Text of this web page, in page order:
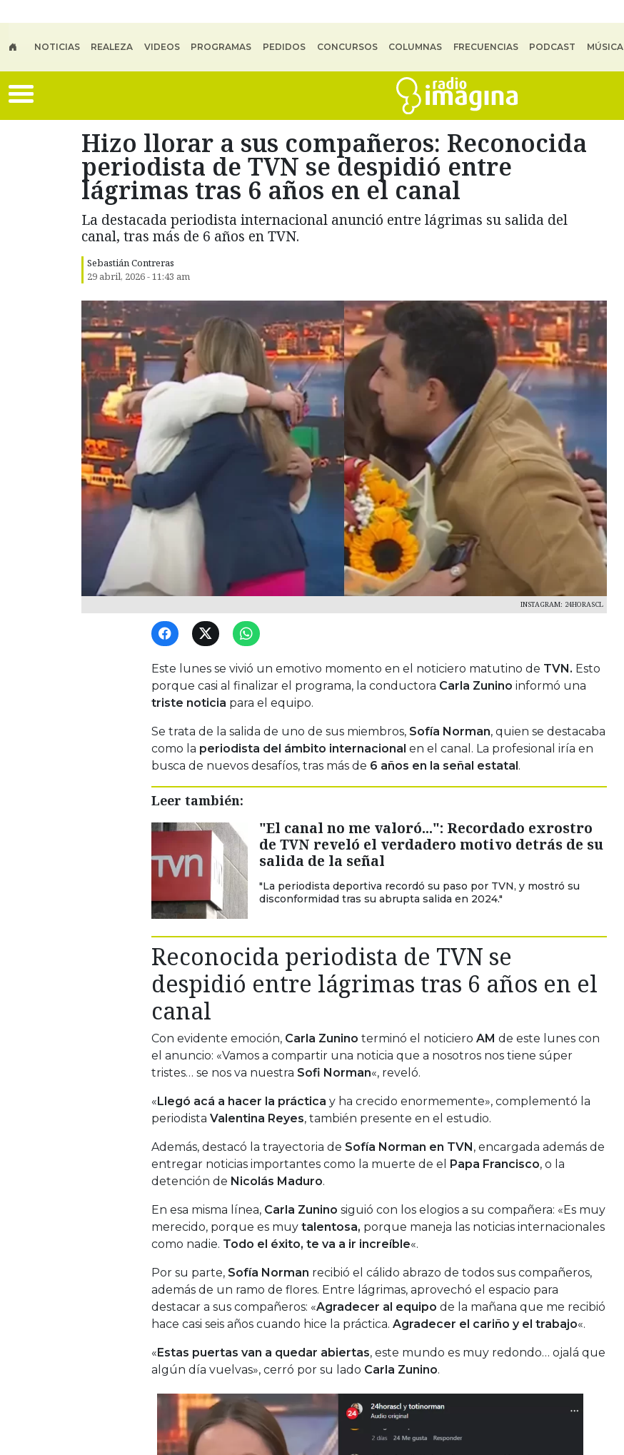
NOTICIAS REALEZA VIDEOS PROGRAMAS PEDIDOS CONCURSOS COLUMNAS FRECUENCIAS PODCAST MÚSICA
Hizo llorar a sus compañeros: Reconocida
periodista de TVN se despidió entre
lágrimas tras 6 años en el canal
La destacada periodista internacional anunció entre lágrimas su salida del
canal, tras más de 6 años en TVN.
Sebastián Contreras
29 abril, 2026 - 11:43 am
INSTAGRAM: 24HORASCL
Este lunes se vivió un emotivo momento en el noticiero matutino de TVN. Esto
porque casi al finalizar el programa, la conductora Carla Zunino informó una
triste noticia para el equipo.
Se trata de la salida de uno de sus miembros, Sofía Norman, quien se destacaba
como la periodista del ámbito internacional en el canal. La profesional iría en
busca de nuevos desafíos, tras más de 6 años en la señal estatal.
Leer también:
"El canal no me valoró...": Recordado exrostro
de TVN reveló el verdadero motivo detrás de su
salida de la señal
"La periodista deportiva recordó su paso por TVN, y mostró su
disconformidad tras su abrupta salida en 2024."
Reconocida periodista de TVN se
despidió entre lágrimas tras 6 años en el
canal
Con evidente emoción, Carla Zunino terminó el noticiero AM de este lunes con
el anuncio: «Vamos a compartir una noticia que a nosotros nos tiene súper
tristes… se nos va nuestra Sofi Norman«, reveló.
«Llegó acá a hacer la práctica y ha crecido enormemente», complementó la
periodista Valentina Reyes, también presente en el estudio.
Además, destacó la trayectoria de Sofía Norman en TVN, encargada además de
entregar noticias importantes como la muerte de el Papa Francisco, o la
detención de Nicolás Maduro.
En esa misma línea, Carla Zunino siguió con los elogios a su compañera: «Es muy
merecido, porque es muy talentosa, porque maneja las noticias internacionales
como nadie. Todo el éxito, te va a ir increíble«.
Por su parte, Sofía Norman recibió el cálido abrazo de todos sus compañeros,
además de un ramo de flores. Entre lágrimas, aprovechó el espacio para
destacar a sus compañeros: «Agradecer al equipo de la mañana que me recibió
hace casi seis años cuando hice la práctica. Agradecer el cariño y el trabajo«.
«Estas puertas van a quedar abiertas, este mundo es muy redondo… ojalá que
algún día vuelvas», cerró por su lado Carla Zunino.